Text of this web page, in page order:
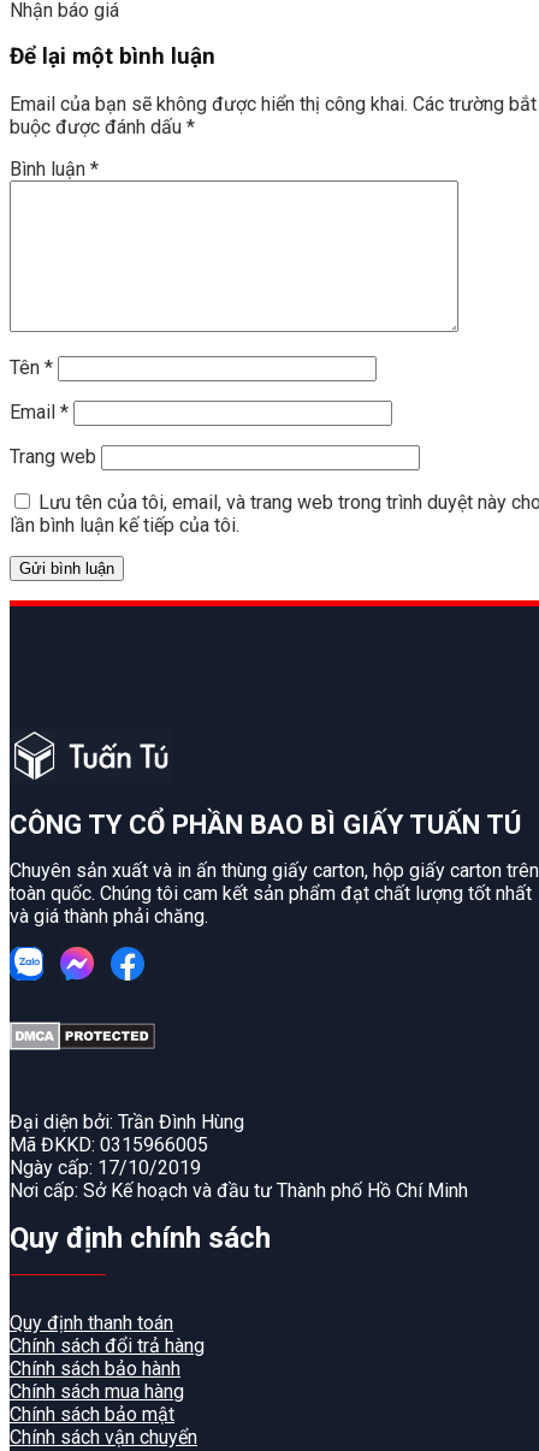
Nhận báo giá
Để lại một bình luận
Email của bạn sẽ không được hiển thị công khai. Các trường bắt
buộc được đánh dấu *
Bình luận *
Tên *
Email *
Trang web
Lưu tên của tôi, email, và trang web trong trình duyệt này
lần bình luận kế tiếp của tôi.
CÔNG TY CỔ PHẦN BAO BÌ GIẤY TUẤN TÚ
Chuyên sản xuất và in ấn thùng giấy carton, hộp giấy carton trên
toàn quốc. Chúng tôi cam kết sản phẩm đạt chất lượng tốt nhất
và giá thành phải chăng.
Đại diện bởi: Trần Đình Hùng
Mã ĐKKD: 0315966005
Ngày cấp: 17/10/2019
Nơi cấp: Sở Kế hoạch và đầu tư Thành phố Hồ Chí Minh
Quy định chính sách
Quy định thanh toán
Chính sách đổi trả hàng
Chính sách bảo hành
Chính sách mua hàng
Chính sách bảo mật
Chính sách vận chuyển